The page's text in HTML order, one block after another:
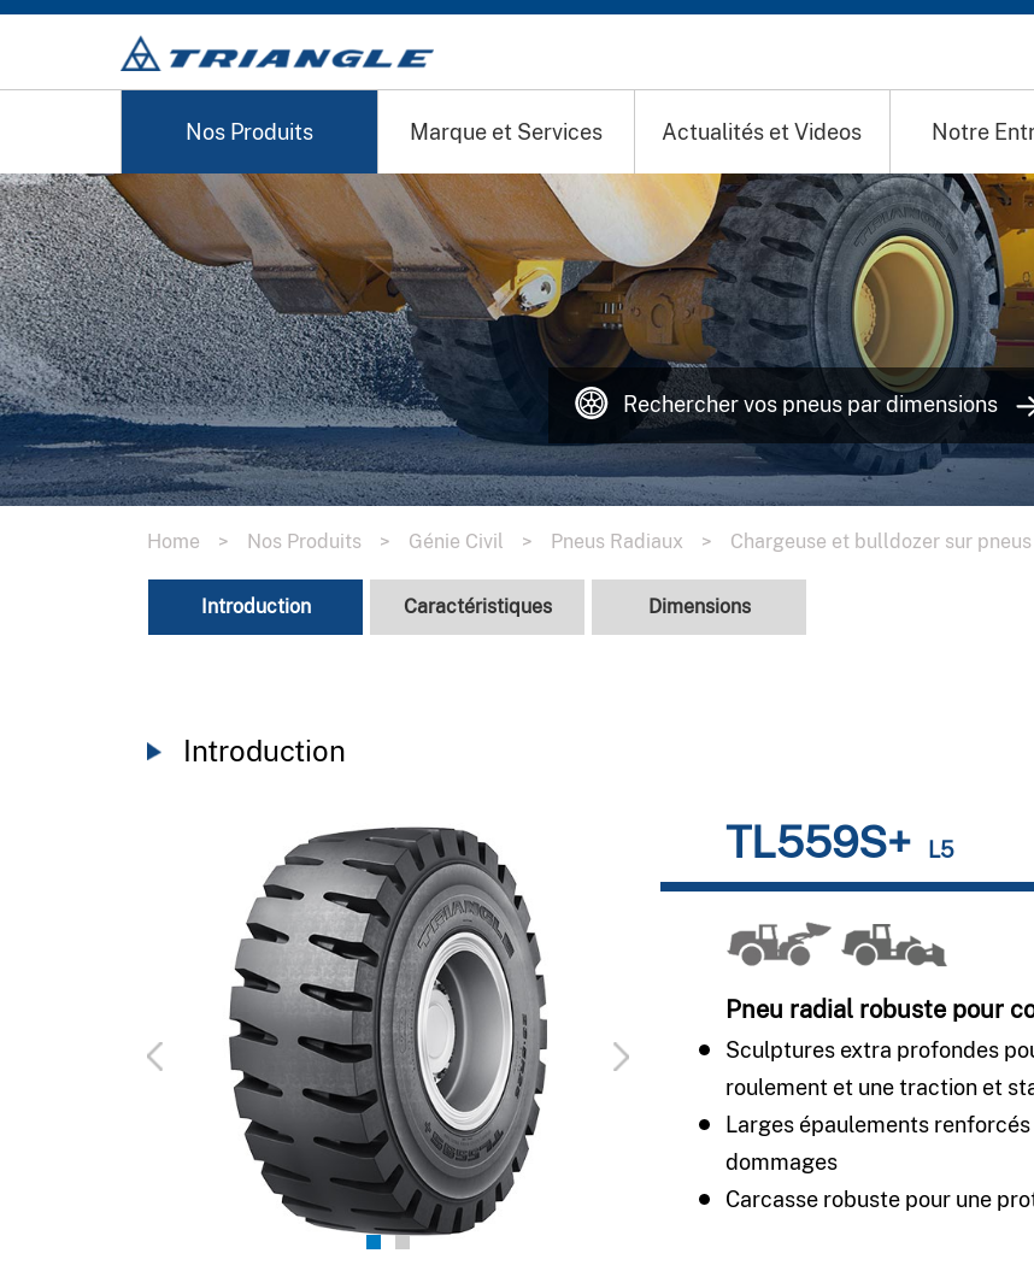
Nos Produits Marque et Services Actualités et Videos Notre
Rechercher vos pneus par dimensions
Home > Nos Produits > Génie Civil > Pneus Radiaux > Chargeuse et bulldozer sur pneus
Introduction Caractéristiques Dimensions
Introduction
TL559S+ L5
Pneu radial robuste pour
Sculptures extra profondes
roulement et une traction et
Larges épaulements
dommages
Carcasse robuste pour une